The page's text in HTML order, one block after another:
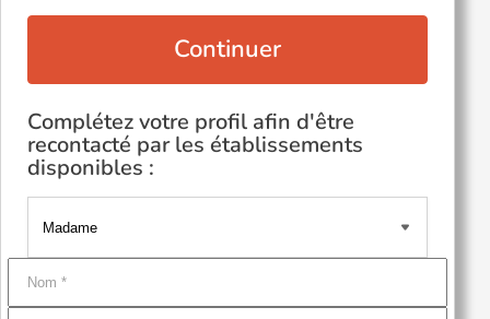
Continuer
Complétez votre profil afin d'être
recontacté par les établissements
disponibles :